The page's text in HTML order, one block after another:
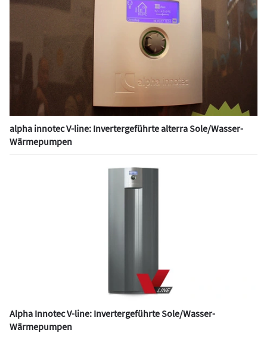
alpha innotec V-line: Invertergeführte alterra Sole/Wasser-
Wärmepumpen
Alpha Innotec V-line: Invertergeführte Sole/Wasser-
Wärmepumpen